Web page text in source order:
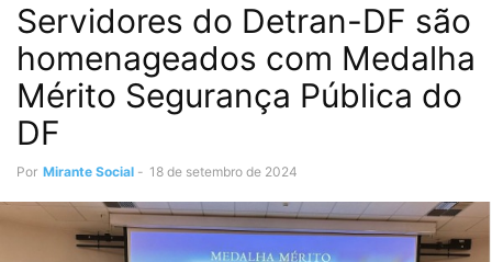
Servidores do Detran-DF são
homenageados com Medalha
Mérito Segurança Pública do
DF
Por Mirante Social - 18 de setembro de 2024